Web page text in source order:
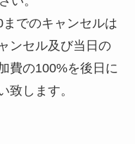
でのキャンセルは
ンセル及び当日の
費の100%を後日に
致します。